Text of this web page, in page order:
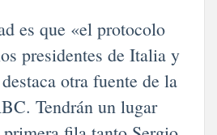
es que «el protocolo
presidentes de Italia y
otra fuente de la
Tendrán un lugar